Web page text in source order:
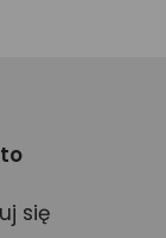
się